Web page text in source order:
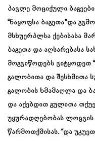
პავლე მოციქული
“ნაყოფსა ბაგეთა”და
მსხუერპლსა ქებისასა
ბაგეთა და აღსარებასა
მოგვიწოდებს ვიტყოდეთ
გალობითა და შესხმითა
გალობის ხმამაღლა და
და აქებდით გულითა
უყურადღებობას ლოცვის
წარმოთქმისას. “და